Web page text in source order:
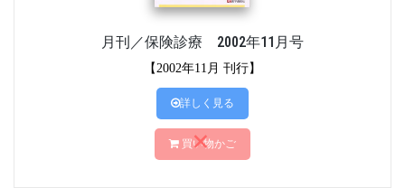
月刊／保険診療 2002年11月号
【2002年11月 刊行】
詳しく見る
買い物かご